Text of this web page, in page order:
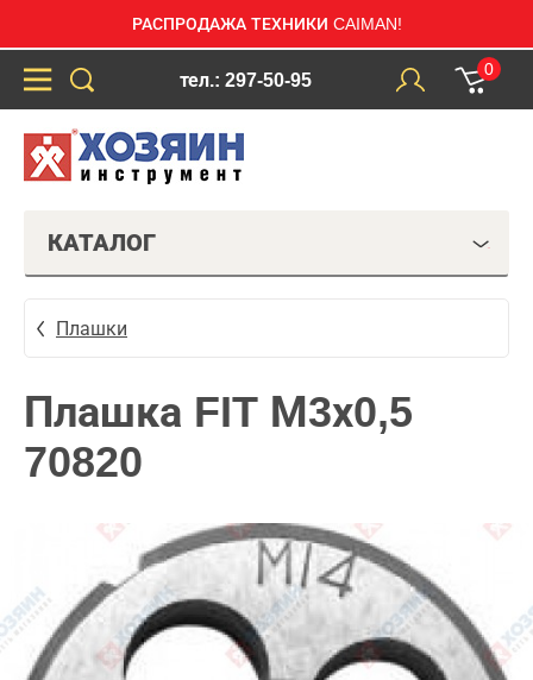
РАСПРОДАЖА ТЕХНИКИ CAIMAN!
тел.: 297-50-95
0
КАТАЛОГ
Плашки
Плашка FIT М3х0,5
70820